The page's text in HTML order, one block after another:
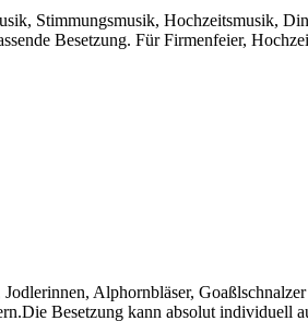
Stimmungsmusik, Hochzeitsmusik,
Besetzung. Für Firmenfeier,
Alphornbläser,
Besetzung kann absolut individuell